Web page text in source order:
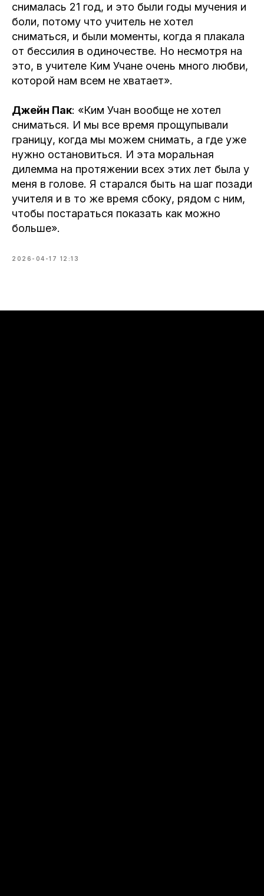
снималась 21 год, и это были годы мучения и
боли, потому что учитель не хотел
сниматься, и были моменты, когда я плакала
от бессилия в одиночестве. Но несмотря на
это, в учителе Ким Учане очень много любви,
которой нам всем не хватает».
Джейн Пак: «Ким Учан вообще не хотел
сниматься. И мы все время прощупывали
границу, когда мы можем снимать, а где уже
нужно остановиться. И эта моральная
дилемма на протяжении всех этих лет была у
меня в голове. Я старался быть на шаг позади
учителя и в то же время сбоку, рядом с ним,
чтобы постараться показать как можно
больше».
2026-04-17 12:13